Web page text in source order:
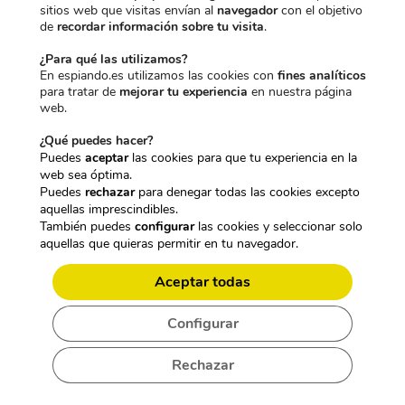
CÁMARA ESPÍA OCULTA EN BOTÓN CON CABLE USB 1M
PARA CONECTAR A SMARTPHONE ANDROID
Añadir al carrito
Esta cámara viene oculta en un botón que trae cable micro
filmaciones desde tu smartphone solo conectando la cámara al
puerto de USB de tu teléfono.
Las grabaciones son con calidad HD y 720 P. Es sencilla y
fácil de manejar mediante la descarga de la APP para
Android. Se puede instalar en camisas o polos. El cable
sitios web que visitas envían al navegadorcon el objetivo
de recordar información sobre tu visita.
¿Para qué las utilizamos?
En espiando.es utilizamos las cookies con fines analíticos
para tratar de mejorar tu experiencia en nuestra página
web.
¿Qué puedes hacer?
Puedes aceptarlas cookies para que tu experiencia en la
web sea óptima.
Puedes rechazarpara denegar todas las cookies excepto
aquellas imprescindibles.
También puedes configurarlas cookies y seleccionar solo
aquellas que quieras permitir en tu navegador.
Aceptar todas
Rechazar
Configurar